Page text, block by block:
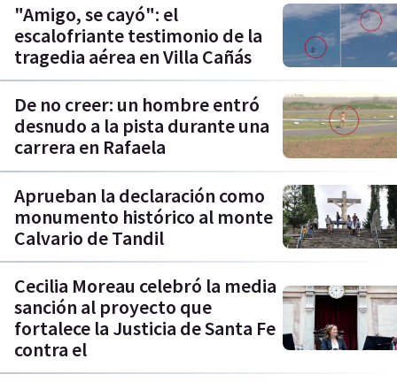
"Amigo, se cayó": el
escalofriante testimonio de la
tragedia aérea en Villa Cañás
De no creer: un hombre entró
desnudo a la pista durante una
carrera en Rafaela
Aprueban la declaración como
monumento histórico al monte
Calvario de Tandil
Cecilia Moreau celebró la media
sanción al proyecto que
fortalece la Justicia de Santa Fe
contra el